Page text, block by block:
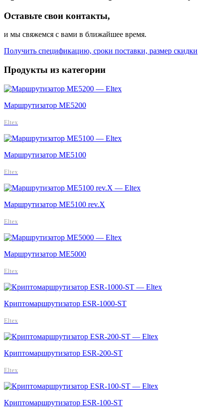
Оставьте свои контакты,
и мы свяжемся с вами в ближайшее время.
Получить спецификацию, сроки поставки, размер скидки
Продукты из категории
Маршрутизатор ME5200
Eltex
Маршрутизатор MЕ5100
Eltex
Маршрутизатор ME5100 rev.X
Eltex
Маршрутизатор ME5000
Eltex
Криптомаршрутизатор ESR-1000-ST
Eltex
Криптомаршрутизатор ESR-200-ST
Eltex
Криптомаршрутизатор ESR-100-ST